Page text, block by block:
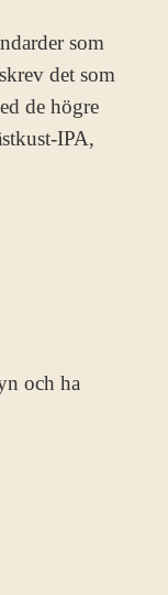
som
det som
de högre
IPA,
och ha